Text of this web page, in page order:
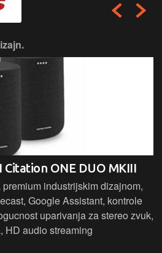
Citation ONE DUO MKIII
industrijskim dizajnom,
Google Assistant, kontrole
uparivanja za stereo zvuk,
HD audio streaming